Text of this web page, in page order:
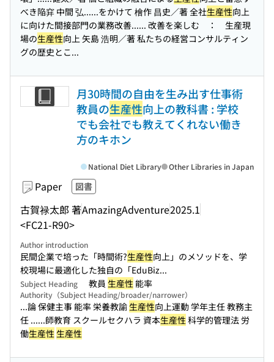
べき陥穽 中間 弘......をかけて 檜作 昌史／著 全社生産性向上
に向けた間接部門の業務改善...... 改善を楽しむ ： 生産現
場の生産性向上 矢島 浩明／著 私たちの経営コンサルティン
グの歴史とこ...
月30時間の自由を生み出す仕事術
教員の生産性向上の教科書 : 学校
でも会社でも教えてくれない働き
方のキホン
Paper 図書
古賀禄太郎 著AmazingAdventure2025.1
<FC21-R90>
National Diet Library Other Libraries in Japan
Author introduction
民間企業で培った「時間術?生産性向上」のメソッドを、学
校現場に最適化した独自の「EduBiz...
Subject Heading 教員 生産性能率
Authority（Subject Heading/broader/narrower）
...論 保健主事 能率 栄養教諭 生産性向上運動 学年主任 教務主
任 ......師教育 スクールセクハラ 資本生産性科学的管理法 労
働生産性 生産性